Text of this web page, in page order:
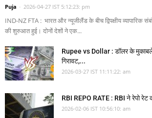
Puja - 2026-04-27 IST 5:12:23: pm
IND-NZ FTA : भारत और न्यूजीलैंड के बीच द्विपक्षीय व्यापारिक
की शुरुआत हुई। दोनों देशों ने एक...
Rupee vs Dollar : डॉलर के
गिरावट,...
2026-03-27 IST 11:11:22: am
RBI REPO RATE : RBI ने रेपो रेट
2026-02-06 IST 10:56:10: am